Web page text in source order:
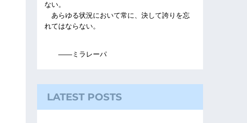
ない。
あらゆる状況において常に、決して誇りを忘
れてはならない。
――ミラレーパ
LATEST POSTS